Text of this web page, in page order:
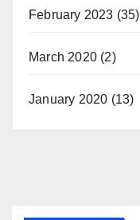
February 2023 (35)
March 2020 (2)
January 2020 (13)